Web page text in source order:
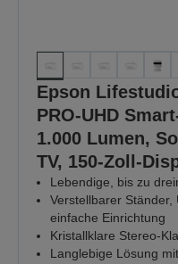
Epson
PRO-UHD
1.000 Lumen,
TV, 150-Zoll-
Lebendige, bis zu
Verstellbarer
einfache Einrichtung
Kristallklare Stereo-
Langlebige Lösung